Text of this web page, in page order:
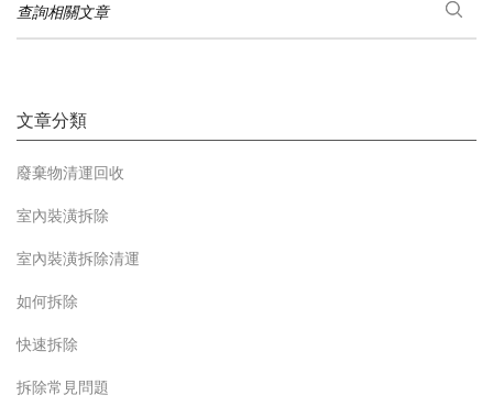
查詢相關文章
文章分類
廢棄物清運回收
室內裝潢拆除
室內裝潢拆除清運
如何拆除
快速拆除
拆除常見問題